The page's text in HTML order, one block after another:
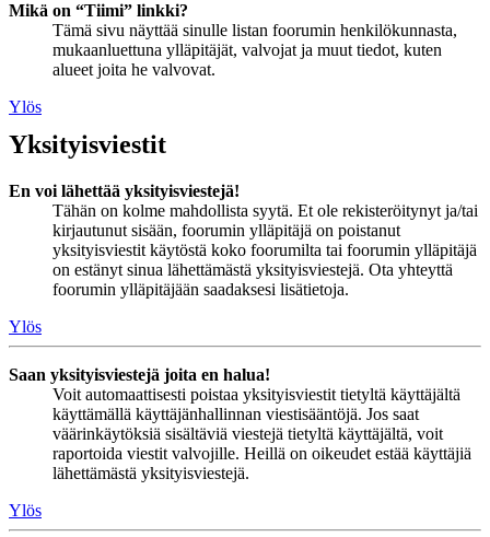
Mikä on “Tiimi” linkki?
Tämä sivu näyttää sinulle listan foorumin henkilökunnasta,
mukaanluettuna ylläpitäjät, valvojat ja muut tiedot, kuten
alueet joita he valvovat.
Ylös
Yksityisviestit
En voi lähettää yksityisviestejä!
Tähän on kolme mahdollista syytä. Et ole rekisteröitynyt ja/tai
kirjautunut sisään, foorumin ylläpitäjä on poistanut
yksityisviestit käytöstä koko foorumilta tai foorumin ylläpitäjä
on estänyt sinua lähettämästä yksityisviestejä. Ota yhteyttä
foorumin ylläpitäjään saadaksesi lisätietoja.
Ylös
Saan yksityisviestejä joita en halua!
Voit automaattisesti poistaa yksityisviestit tietyltä käyttäjältä
käyttämällä käyttäjänhallinnan viestisääntöjä. Jos saat
väärinkäytöksiä sisältäviä viestejä tietyltä käyttäjältä, voit
raportoida viestit valvojille. Heillä on oikeudet estää käyttäjiä
lähettämästä yksityisviestejä.
Ylös